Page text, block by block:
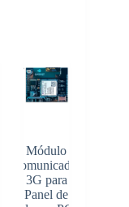
Módulo
Comunicador
3G para
Panel de